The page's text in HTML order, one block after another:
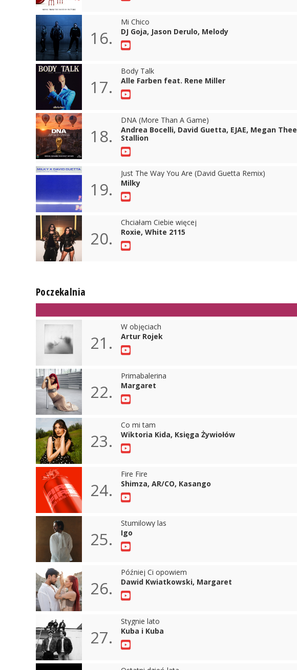
16.
Mi Chico
DJ Goja, Jason Derulo, Melody
17.
Body Talk
Alle Farben feat. Rene Miller
18.
DNA (More Than A Game)
Andrea Bocelli, David Guetta, EJAE, Megan Thee
Stallion
19.
Just The Way You Are (David Guetta Remix)
Milky
20.
Chciałam Ciebie więcej
Roxie, White 2115
Poczekalnia
21.
W objęciach
Artur Rojek
22.
Primabalerina
Margaret
23.
Co mi tam
Wiktoria Kida, Księga Żywiołów
24.
Fire Fire
Shimza, AR/CO, Kasango
25.
Stumilowy las
Igo
26.
Później Ci opowiem
Dawid Kwiatkowski, Margaret
27.
Stygnie lato
Kuba i Kuba